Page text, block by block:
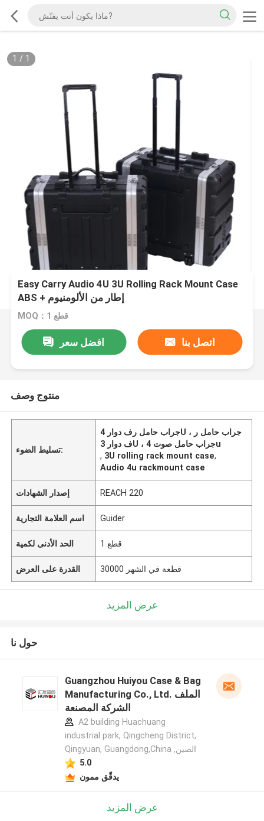
1 / 1
Easy Carry Audio 4U 3U Rolling Rack Mount Case
ABS + إطار من الألومنيوم
MOQ：1 قطع
افضل سعر اتصل بنا
منتوج وصف
تسليط الضوء:
جراب حامل رف دوار 4U ، جراب حامل ر
ف دوار 3U ، جراب حامل صوت 4u
, 3U rolling rack mount case,
Audio 4u rackmount case
إصدار الشهادات REACH 220
اسم العلامة التجارية Guider
الحد الأدنى لكمية 1 قطع
القدرة على العرض 30000 قطعة في الشهر
عرض المزيد
حول نا
Guangzhou Huiyou Case & Bag
Manufacturing Co., Ltd. الملف
الشركة المصنعة
A2 building Huachuang
industrial park, Qingcheng District,
Qingyuan, Guangdong,China ,الصين
5.0
يدقّق ممون
عرض المزيد